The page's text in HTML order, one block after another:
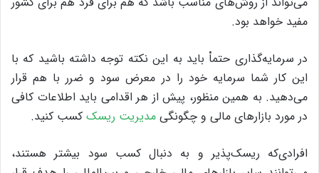
مفید خواهد بود.
در سرمایه‌گذاری حتماْ باید به این نکته توجه داشته باشید که با
این کار شما سرمایه خود را در معرض سود و ضرر با هم قرار
می‌دهید. به همین منظور، پیش از هر اقدامی باید اطلاعات کافی
در مورد بازارهای مالی و چگونگی مدیریت ریسک کسب کنید.
افرادی‌که ریسک‌پذیر و به دنبال کسب سود بیشتر هستند،